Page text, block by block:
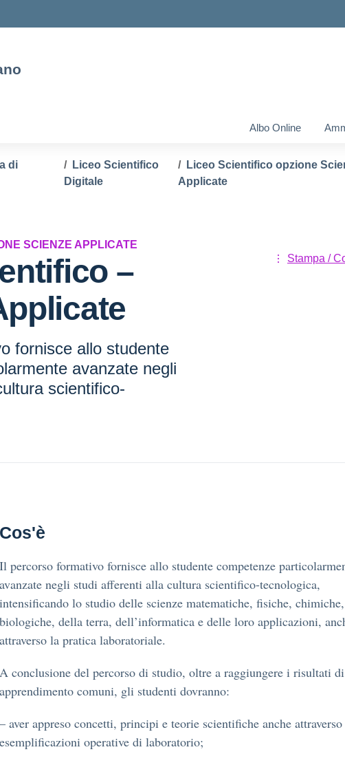
Albo Online
di
Liceo Scientifico
Digitale
Liceo Scientifico opzione
Applicate
SCIENZE APPLICATE
–
fornisce allo studente
avanzate negli
scientifico-
Stampa /
Cos'è
Il percorso formativo fornisce allo studente competenze
avanzate negli studi afferenti alla cultura scientifico-tecnologica,
intensificando lo studio delle scienze matematiche, fisiche, chimiche,
biologiche, della terra, dell’informatica e delle loro applicazioni,
attraverso la pratica laboratoriale.
A conclusione del percorso di studio, oltre a raggiungere i risultati di
apprendimento comuni, gli studenti dovranno:
– aver appreso concetti, principi e teorie scientifiche anche attraverso
esemplificazioni operative di laboratorio;